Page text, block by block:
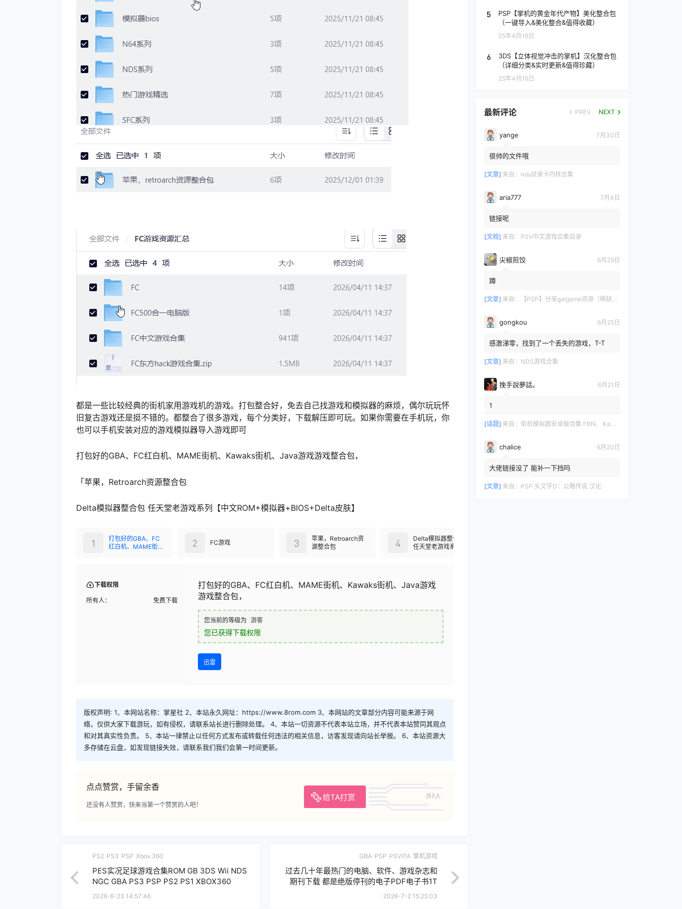
都是一些比较经典的街机家用游戏机的游戏。打包整合好，免去自己找游戏和模拟器的麻烦，偶尔玩玩怀
旧复古游戏还是挺不错的。都整合了很多游戏，每个分类好，下载解压即可玩。如果你需要在手机玩，你
也可以手机安装对应的游戏模拟器导入游戏即可
打包好的GBA、FC红白机、MAME街机、Kawaks街机、Java游戏游戏整合包，
「苹果，Retroarch资源整合包
Delta模拟器整合包 任天堂老游戏系列【中文ROM+模拟器+BIOS+Delta皮肤】
打包好的GBA、FC
红白机、MAME街
1 FC游戏
2
苹果，Retroarch资
源整合包
3
Delta模拟器整合包
任天堂老游戏系列
4
下载权限
所有人： 免费下载
打包好的GBA、FC红白机、MAME街机、Kawaks街机、Java游戏
游戏整合包，
您当前的等级为 游客
您已获得下载权限
迅雷
版权声明: 1、本网站名称：掌星社 2、本站永久网址：https://www.8rom.com 3、本网站的文章部分内容可能来源于网
络，仅供大家下载游玩，如有侵权，请联系站长进行删除处理。 4、本站一切资源不代表本站立场，并不代表本站赞同其观点
和对其真实性负责。 5、本站一律禁止以任何方式发布或转载任何违法的相关信息，访客发现请向站长举报。 6、本站资源大
多存储在云盘，如发现链接失效，请联系我们我们会第一时间更新。
点点赞赏，手留余香
给TA打赏 共0人
还没有人赞赏，快来当第一个赞赏的人吧！
PS2 PS3 PSP Xbox 360
PES实况足球游戏合集ROM GB 3DS Wii NDS
NGC GBA PS3 PSP PS2 PS1 XBOX360
2026-6-23 14:57:46
GBA PSP PSVITA 掌机游戏
过去几十年最热门的电脑、软件、游戏杂志和
期刊下载 都是绝版停刊的电子PDF电子书1T
2026-7-2 15:25:03
5
PSP【掌机的黄金年代产物】美化整合包
（一键导入&美化整合&值得收藏）
25年4月16日
6
3DS【立体视觉冲击的掌机】汉化整合包
（详细分类&实时更新&值得珍藏）
25年4月16日
最新评论 PREV NEXT
yange 7月30日
很帅的文件哦
[文章] 来自： nds烧录卡内核合集
aria777 7月4日
链接呢
[文档] 来自： PSV中文游戏合集目录
尖椒煎饺 6月29日
蹲
[文章] 来自： 【PSP】分享galgame资源（稀缺重整）
gongkou 6月25日
感激涕零，找到了一个丢失的游戏，T-T
[文章] 来自： NDS游戏合集
挽手說夢話。 6月21日
1
[话题] 来自： 街机模拟器安卓版合集 FBN、 Kawaks、MAME4droid、嘻嘻哈哈、NEO、NGP.emu
chalice 6月20日
大佬链接没了 能补一下挡吗
[文章] 来自： PSP 头文字D：公路传说 汉化